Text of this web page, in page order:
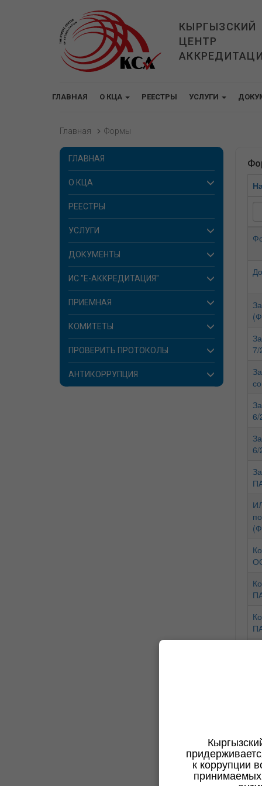
КЫРГЫЗСКИЙ
ЦЕНТР
ГЛАВНАЯ О КЦА РЕЕСТРЫ УСЛУГИ
Главная Формы
ГЛАВНАЯ
О КЦА
РЕЕСТРЫ
УСЛУГИ
ДОКУМЕНТЫ
ИС "E-АККРЕДИТАЦИЯ"
ПРИЕМНАЯ
КОМИТЕТЫ
ПРОВЕРИТЬ ПРОТОКОЛЫ
АНТИКОРРУПЦИЯ
7/
6/
6/
к коррупции